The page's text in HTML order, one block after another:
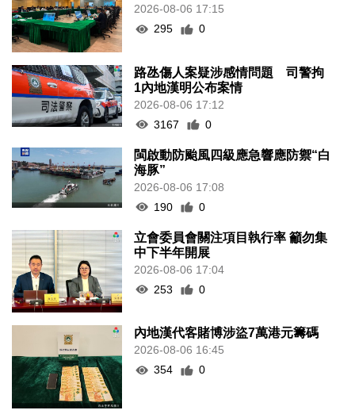
2026-08-06 17:15
295
0
路氹傷人案疑涉感情問題 司警拘
1內地漢明公布案情
2026-08-06 17:12
3167
0
閩啟動防颱風四級應急響應防禦“白
海豚”
2026-08-06 17:08
190
0
立會委員會關注項目執行率 籲勿集
中下半年開展
2026-08-06 17:04
253
0
內地漢代客賭博涉盜7萬港元籌碼
2026-08-06 16:45
354
0